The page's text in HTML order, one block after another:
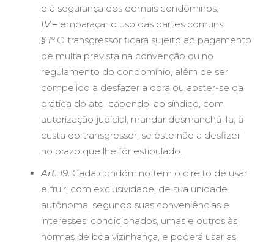
e à segurança dos demais condôminos;
IV –embaraçar o uso das partes comuns.
§ 1ºO transgressor ficará sujeito ao pagamento
de multa prevista na convenção ou no
regulamento do condomínio, além de ser
compelido a desfazer a obra ou abster-se da
prática do ato, cabendo, ao síndico, com
autorização judicial, mandar desmanchá-Ia, à
custa do transgressor, se êste não a desfizer
no prazo que lhe fôr estipulado.
Art. 19. Cada condômino tem o direito de usar
e fruir, com exclusividade, de sua unidade
autônoma, segundo suas conveniências e
interesses, condicionados, umas e outros às
normas de boa vizinhança, e poderá usar as